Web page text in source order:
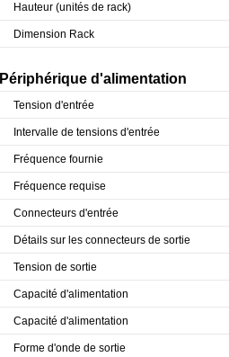
Hauteur (unités de rack)
Dimension Rack
Périphérique d'alimentation
Tension d'entrée
Intervalle de tensions d'entrée
Fréquence fournie
Fréquence requise
Connecteurs d'entrée
Détails sur les connecteurs de sortie
Tension de sortie
Capacité d'alimentation
Capacité d'alimentation
Forme d'onde de sortie